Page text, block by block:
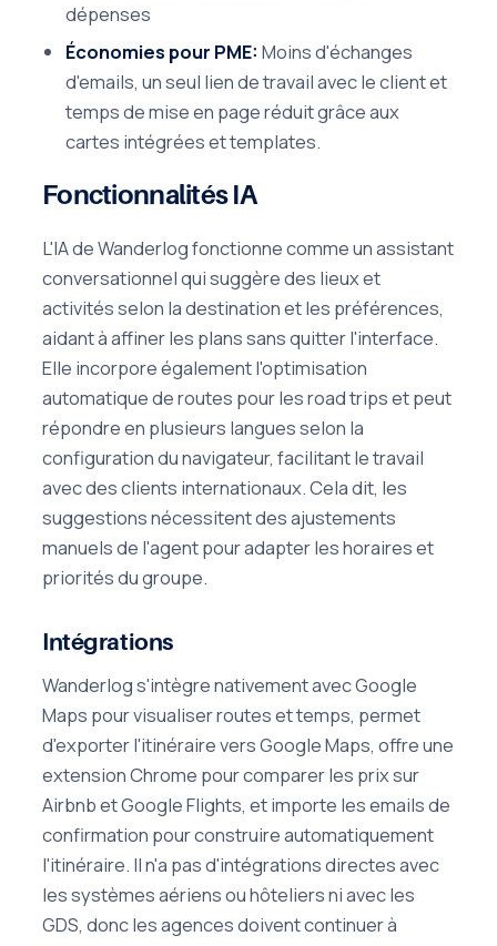
dépenses
Économies pour PME: Moins d'échanges
d'emails, un seul lien de travail avec le client et
temps de mise en page réduit grâce aux
cartes intégrées et templates.
Fonctionnalités IA
L'IA de Wanderlog fonctionne comme un assistant
conversationnel qui suggère des lieux et
activités selon la destination et les préférences,
aidant à affiner les plans sans quitter l'interface.
Elle incorpore également l'optimisation
automatique de routes pour les road trips et peut
répondre en plusieurs langues selon la
configuration du navigateur, facilitant le travail
avec des clients internationaux. Cela dit, les
suggestions nécessitent des ajustements
manuels de l'agent pour adapter les horaires et
priorités du groupe.
Intégrations
Wanderlog s'intègre nativement avec Google
Maps pour visualiser routes et temps, permet
d'exporter l'itinéraire vers Google Maps, offre une
extension Chrome pour comparer les prix sur
Airbnb et Google Flights, et importe les emails de
confirmation pour construire automatiquement
l'itinéraire. Il n'a pas d'intégrations directes avec
les systèmes aériens ou hôteliers ni avec les
GDS, donc les agences doivent continuer à